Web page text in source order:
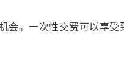
会。一次性交费可以享